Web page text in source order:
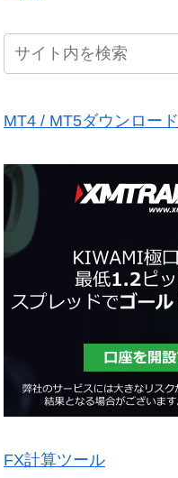
MT4 / MT5ダウンロード
FX計算ツール